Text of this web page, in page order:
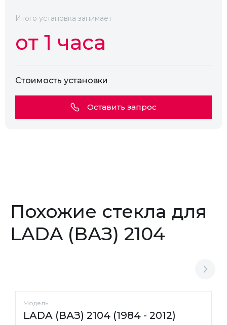
Итого установка занимает
от 1 часа
Стоимость установки
Оставить запрос
Похожие стекла для
LADA (ВАЗ) 2104
Модель
LADA (ВАЗ) 2104 (1984 - 2012)